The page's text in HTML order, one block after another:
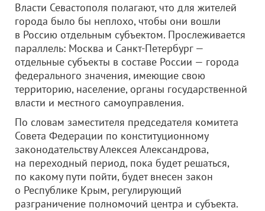
Власти Севастополя полагают, что для жителей
города было бы неплохо, чтобы они вошли
в Россию отдельным субъектом. Прослеживается
параллель: Москва и Санкт-Петербург —
отдельные субъекты в составе России — города
федерального значения, имеющие свою
территорию, население, органы государственной
власти и местного самоуправления.
По словам заместителя председателя комитета
Совета Федерации по конституционному
законодательству Алексея Александрова,
на переходный период, пока будет решаться,
по какому пути пойти, будет внесен закон
о Республике Крым, регулирующий
разграничение полномочий центра и субъекта.